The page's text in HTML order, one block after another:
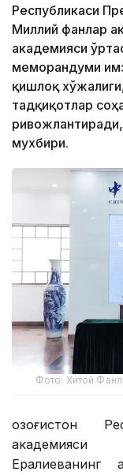
Республикаси
Миллий фанлар
академияси
меморандуми
қишлоқ
тадқиқотлар
мухбири.
Фото: Хитой
Қозоғистон
академияси
Ералиеванинг